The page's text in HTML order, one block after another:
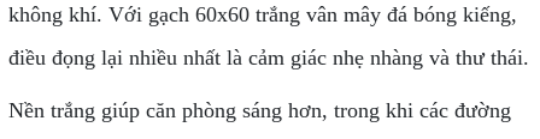
không khí. Với gạch 60x60 trắng vân mây đá bóng kiếng,
điều đọng lại nhiều nhất là cảm giác nhẹ nhàng và thư thái.
Nền trắng giúp căn phòng sáng hơn, trong khi các đường